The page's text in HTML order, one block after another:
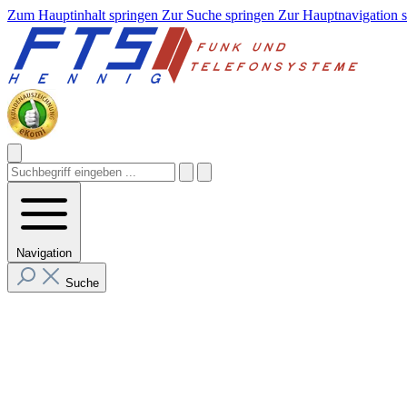
Zum Hauptinhalt springen Zur Suche springen Zur Hauptnavigation
Navigation
Suche